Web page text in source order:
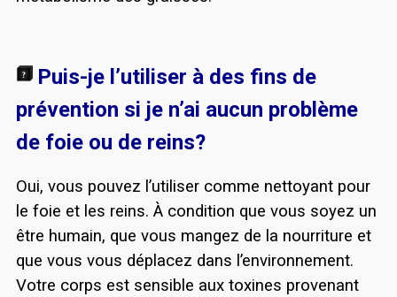
Puis-je l’utiliser à des fins de
prévention si je n’ai aucun problème
de foie ou de reins?
Oui, vous pouvez l’utiliser comme nettoyant pour
le foie et les reins. À condition que vous soyez un
être humain, que vous mangez de la nourriture et
que vous vous déplacez dans l’environnement.
Votre corps est sensible aux toxines provenant